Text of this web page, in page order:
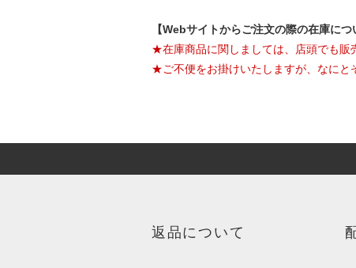
【Webサイトからご注文の際の在庫につ
★在庫商品に関しましては、店頭でも販
★ご不便をお掛けいたしますが、なにと
返品について